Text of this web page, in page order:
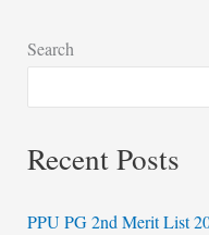
Search
Recent Posts
PPU PG 2nd Merit List